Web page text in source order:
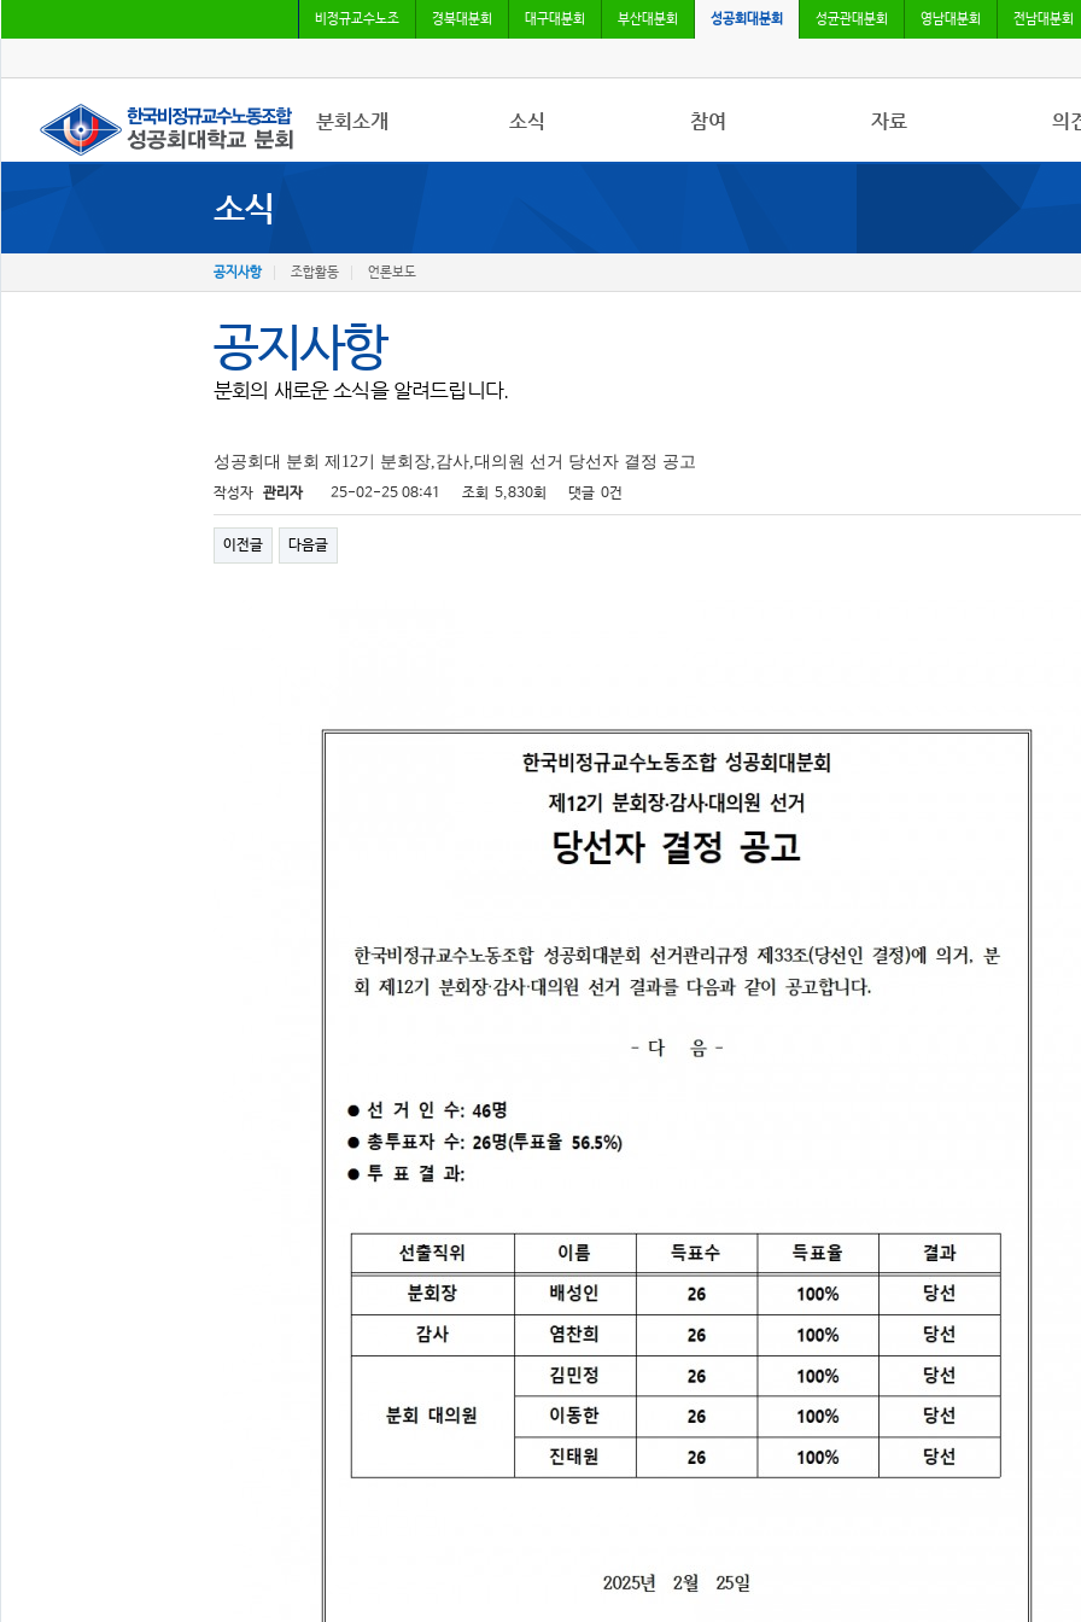
비정규교수노조 경북대분회 대구대분회 부산대분회 성공회대분회 성균관대분회 영남대분회 전남대분회
분회소개
조합원가입
소식 참여 자료 의
소식
공지사항 조합활동 언론보도
공지사항
분회의 새로운 소식을 알려드립니다.
성공회대 분회 제12기 분회장,감사,대의원 선거 당선자 결정 공고
작성자 관리자 25-02-25 08:41 조회 5,830회 댓글 0건
이전글 다음글